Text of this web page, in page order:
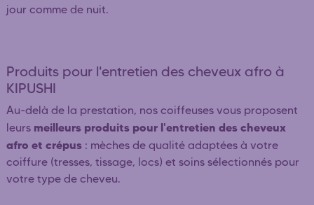
jour comme de nuit.
Produits pour l'entretien des cheveux afro à
KIPUSHI
Au-delà de la prestation, nos coiffeuses vous proposent
leurs meilleurs produits pour l'entretien des cheveux
afro et crépus : mèches de qualité adaptées à votre
coiffure (tresses, tissage, locs) et soins sélectionnés pour
votre type de cheveu.